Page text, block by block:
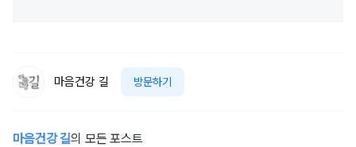
마음건강 길 방문하기
마음건강 길의 모든 포스트